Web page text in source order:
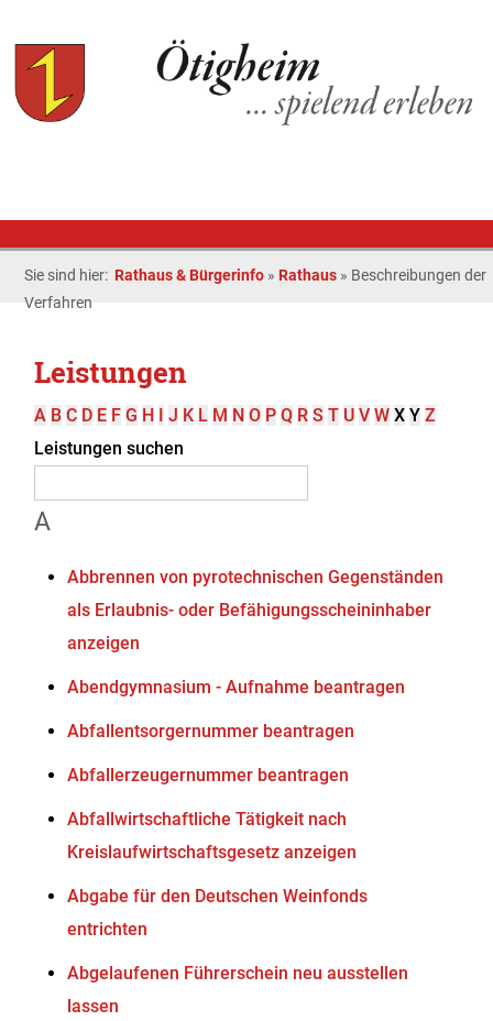
Sie sind hier: Rathaus & Bürgerinfo » Rathaus » Beschreibungen der
Verfahren
Leistungen
A B C D E F G H I J K L M N O P Q R S T U V W X Y Z
Leistungen suchen
A
Abbrennen von pyrotechnischen Gegenständen
als Erlaubnis- oder Befähigungsscheininhaber
anzeigen
Abendgymnasium - Aufnahme beantragen
Abfallentsorgernummer beantragen
Abfallerzeugernummer beantragen
Abfallwirtschaftliche Tätigkeit nach
Kreislaufwirtschaftsgesetz anzeigen
Abgabe für den Deutschen Weinfonds
entrichten
Abgelaufenen Führerschein neu ausstellen
lassen